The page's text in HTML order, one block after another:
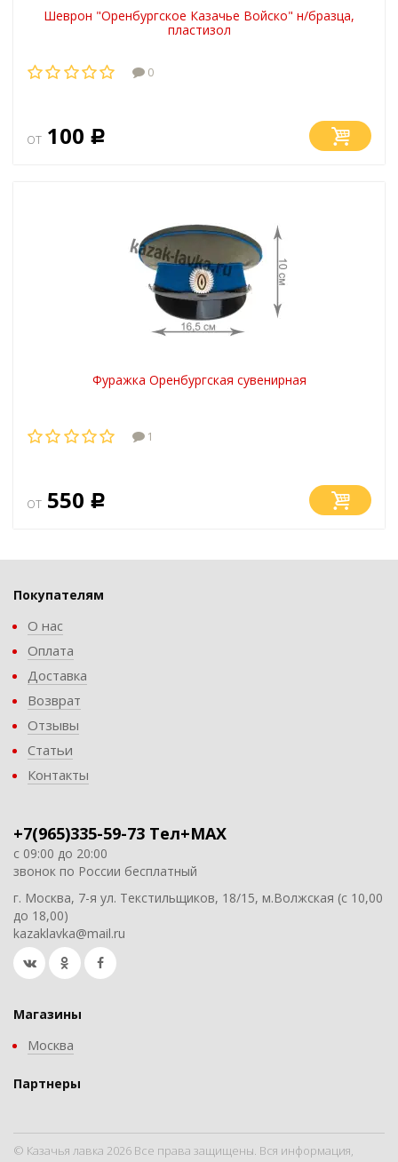
Шеврон "Оренбургское Казачье Войско" н/бразца,
пластизол
0
от 100 Р
Фуражка Оренбургская сувенирная
1
от 550 Р
Покупателям
О нас
Оплата
Доставка
Возврат
Отзывы
Статьи
Контакты
+7(965)335-59-73 Тел+MAX
с 09:00 до 20:00
звонок по России бесплатный
г. Москва, 7-я ул. Текстильщиков, 18/15, м.Волжская (с 10,00
до 18,00)
kazaklavka@mail.ru
Магазины
Москва
Партнеры
© Казачья лавка 2026 Все права защищены. Вся информация,